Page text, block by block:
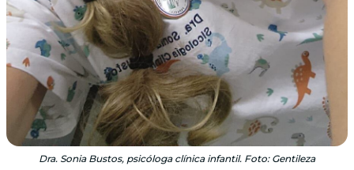
Dra. Sonia Bustos, psicóloga clínica infantil. Foto: Gentileza